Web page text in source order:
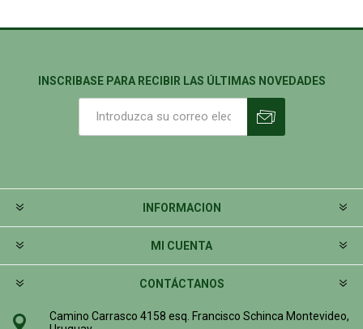
INSCRIBASE PARA RECIBIR LAS ÚLTIMAS NOVEDADES
INFORMACION
MI CUENTA
CONTÁCTANOS
Camino Carrasco 4158 esq. Francisco Schinca Montevideo,